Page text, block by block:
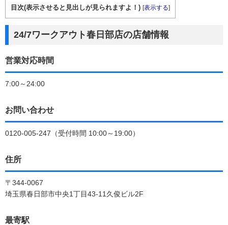
目次(表示させると見出しが見られますよ！) [表示する]
24/7ワークアウト春日部店の店舗情報
営業対応時間
7:00～24:00
お問い合わせ
0120-005-247（受付時間 10:00～19:00）
住所
〒344-0067
埼玉県春日部市中央1丁目43-11久俊ビル2F
最寄駅